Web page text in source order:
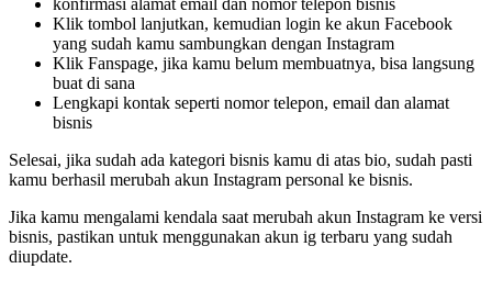
konfirmasi alamat email dan nomor telepon bisnis
Klik tombol lanjutkan, kemudian login ke akun Facebook
yang sudah kamu sambungkan dengan Instagram
Klik Fanspage, jika kamu belum membuatnya, bisa langsung
buat di sana
Lengkapi kontak seperti nomor telepon, email dan alamat
bisnis
Selesai, jika sudah ada kategori bisnis kamu di atas bio, sudah pasti
kamu berhasil merubah akun Instagram personal ke bisnis.
Jika kamu mengalami kendala saat merubah akun Instagram ke versi
bisnis, pastikan untuk menggunakan akun ig terbaru yang sudah
diupdate.